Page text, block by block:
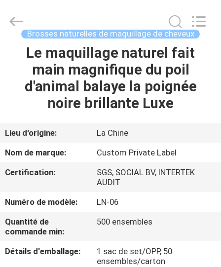
MAISON
PRODUITS
SUJET
DE
NOUS
VISITE
D'USINE
CONTRÔLE
Chanmy
Cosmetics
Brosses naturelles de maquillage de cheveux
Le maquillage naturel fait
main magnifique du poil
d'animal balaye la poignée
noire brillante Luxe
Lieu d'origine:
La Chine
Nom de marque:
Custom Private Label
Certification:
SGS, SOCIAL BV, INTERTEK
AUDIT
Numéro de modèle:
LN-06
Quantité de
commande min:
500 ensembles
Détails d'emballage:
1 sac de set/OPP, 50
ensembles/carton